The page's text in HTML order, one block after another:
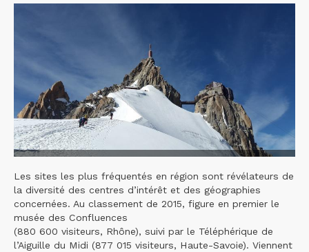
Les sites les plus fréquentés en région sont révélateurs de
la diversité des centres d’intérêt et des géographies
concernées. Au classement de 2015, figure en premier le
musée des Confluences
(880 600 visiteurs, Rhône), suivi par le Téléphérique de
l’Aiguille du Midi (877 015 visiteurs, Haute-Savoie). Viennent